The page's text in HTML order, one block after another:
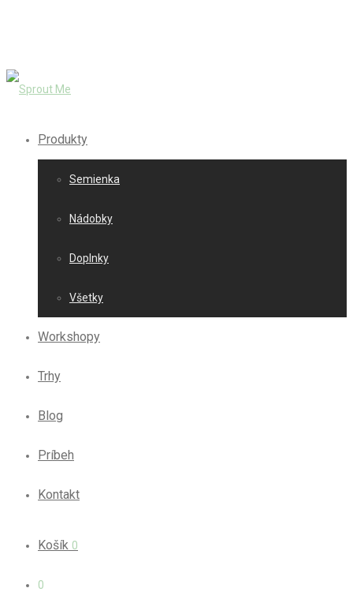
Produkty
Semienka
Nádobky
Doplnky
Všetky
Workshopy
Trhy
Blog
Príbeh
Kontakt
Košík 0
0